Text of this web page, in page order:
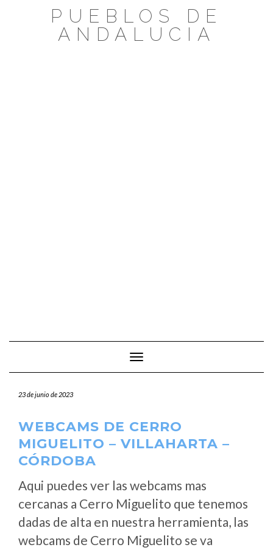
PUEBLOS DE
ANDALUCIA
Cambiar modo de navegación
23 de junio de 2023
WEBCAMS DE CERRO
MIGUELITO – VILLAHARTA –
CÓRDOBA
Aqui puedes ver las webcams mas
cercanas a Cerro Miguelito que tenemos
dadas de alta en nuestra herramienta, las
webcams de Cerro Miguelito se va